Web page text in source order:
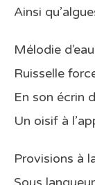
Ainsi
Mélodie
Ruisselle
En son écrin
Un oisif à
Provisions à